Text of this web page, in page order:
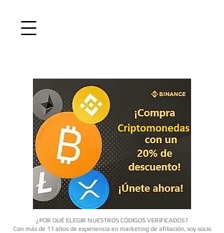
¿POR QUÉ ELEGIR NUESTROS CÓDIGOS VERIFICADOS?
Con más de 11 años de experiencia en marketing de afiliación, soy socio